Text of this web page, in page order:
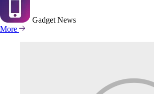
Gadget News
More